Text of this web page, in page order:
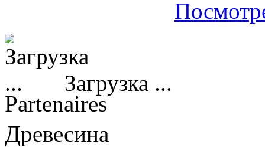
Загрузка ...
Partenaires
Древесина